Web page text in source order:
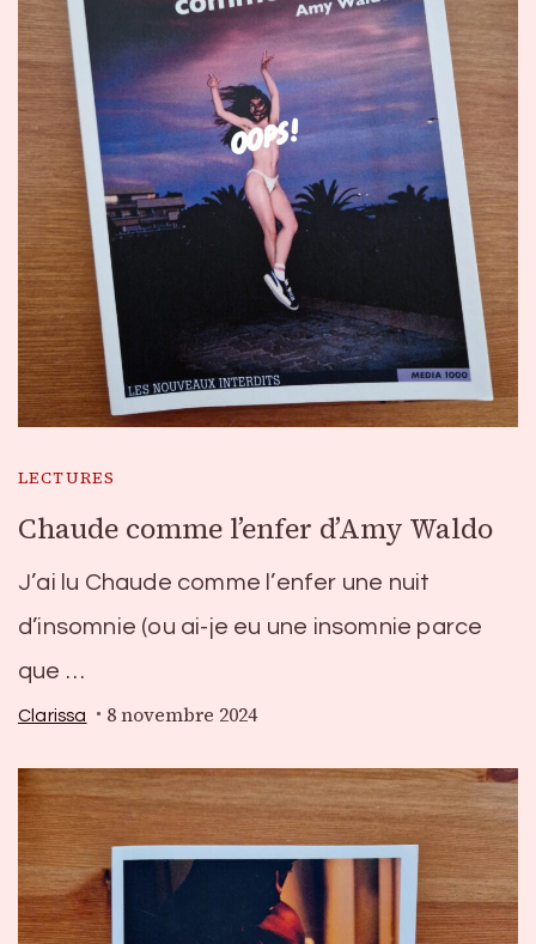
LECTURES
Chaude comme l’enfer d’Amy Waldo
J’ai lu Chaude comme l’enfer une nuit
d’insomnie (ou ai-je eu une insomnie parce
que …
Clarissa 8 novembre 2024